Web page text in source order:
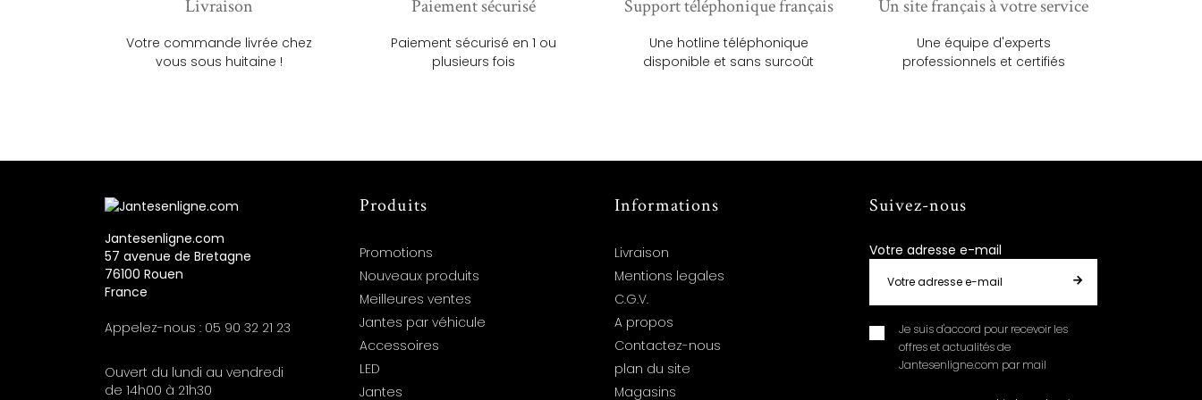
Livraison
Votre commande livrée chez
vous sous huitaine !
Paiement sécurisé
Paiement sécurisé en 1 ou
plusieurs fois
Support téléphonique français
Une hotline téléphonique
disponible et sans surcoût
Un site français à votre service
Une équipe d'experts
professionnels et certifiés
Jantesenligne.com
57 avenue de Bretagne
76100 Rouen
France
Appelez-nous : 05 90 32 21 23
Ouvert du lundi au vendredi
de 14h00 à 21h30
Produits
Promotions
Nouveaux produits
Meilleures ventes
Jantes par véhicule
Accessoires
LED
Jantes
Informations
Livraison
Mentions legales
C.G.V.
A propos
Contactez-nous
plan du site
Magasins
Suivez-nous
Votre adresse e-mail
Je suis d'accord pour recevoir les
offres et actualités de
Jantesenligne.com par mail